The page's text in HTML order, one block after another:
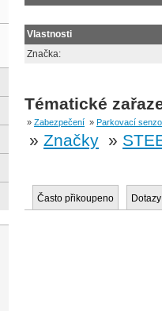
Vlastnosti
Značka:
Tématické
» Zabezpečení » Parkovací
» Značky »
Často přikoupeno